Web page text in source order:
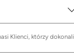
Klienci, którzy dokonali